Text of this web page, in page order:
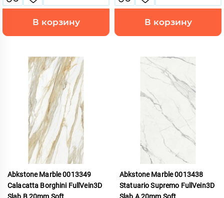
В корзину В корзину
Abkstone Marble 0013349
Calacatta Borghini FullVein3D
Abkstone Marble 0013438
Statuario Supremo FullVein3D